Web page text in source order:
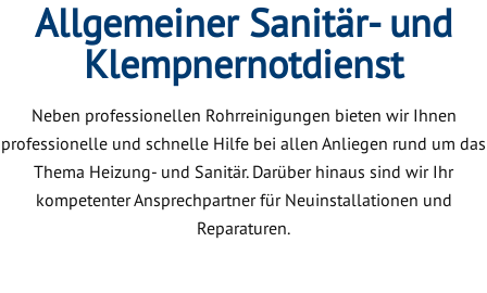
Allgemeiner Sanitär- und
Klempnernotdienst
Neben professionellen Rohrreinigungen bieten wir Ihnen
professionelle und schnelle Hilfe bei allen Anliegen rund um das
Thema Heizung- und Sanitär. Darüber hinaus sind wir Ihr
kompetenter Ansprechpartner für Neuinstallationen und
Reparaturen.